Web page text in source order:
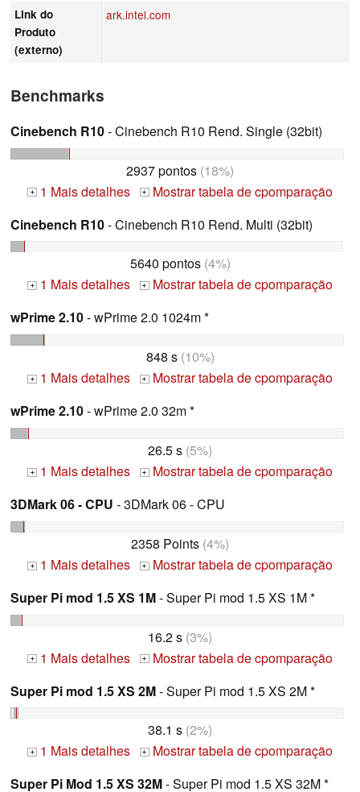
Link do
Produto
(externo)
ark.intel.com
Benchmarks
Cinebench R10- Cinebench R10 Rend. Single (32bit)
2937 pontos (18%)
+ 1 Mais detalhes + Mostrar tabela de cpomparação
Cinebench R10- Cinebench R10 Rend. Multi (32bit)
5640 pontos(4%)
+ 1 Mais detalhes + Mostrar tabela de cpomparação
wPrime 2.10- wPrime 2.0 1024m *
848 s(10%)
+ 1 Mais detalhes + Mostrar tabela de cpomparação
wPrime 2.10- wPrime 2.0 32m *
26.5 s (5%)
+ 1 Mais detalhes + Mostrar tabela de cpomparação
3DMark 06 - CPU - 3DMark 06 - CPU
2358 Points (4%)
+ 1 Mais detalhes + Mostrar tabela de cpomparação
Super Pi mod 1.5 XS 1M- Super Pi mod 1.5 XS 1M *
16.2 s (3%)
+ 1 Mais detalhes + Mostrar tabela de cpomparação
Super Pi mod 1.5 XS 2M- Super Pi mod 1.5 XS 2M *
38.1 s (2%)
+ 1 Mais detalhes + Mostrar tabela de cpomparação
Super Pi Mod 1.5 XS 32M- Super Pi mod 1.5 XS 32M *